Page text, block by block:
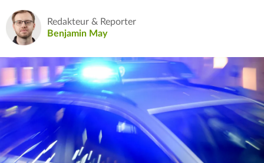
Redakteur & Reporter
Benjamin May